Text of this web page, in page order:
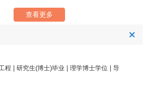
查看更多
程 | 研究生(博士)毕业 | 理学博士学位 | 导